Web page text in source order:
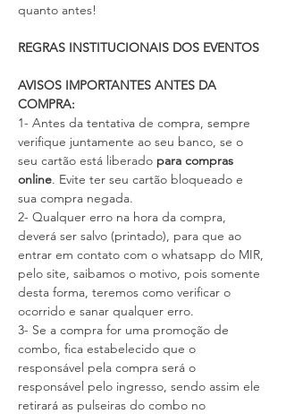
quanto antes!
REGRAS INSTITUCIONAIS DOS EVENTOS
AVISOS IMPORTANTES ANTES DA
COMPRA:
1- Antes da tentativa de compra, sempre
verifique juntamente ao seu banco, se o
seu cartão está liberado para compras
online. Evite ter seu cartão bloqueado e
sua compra negada.
2- Qualquer erro na hora da compra,
deverá ser salvo (printado), para que ao
entrar em contato com o whatsapp do MIR,
pelo site, saibamos o motivo, pois somente
desta forma, teremos como verificar o
ocorrido e sanar qualquer erro.
3- Se a compra for uma promoção de
combo, fica estabelecido que o
responsável pela compra será o
responsável pelo ingresso, sendo assim ele
retirará as pulseiras do combo no